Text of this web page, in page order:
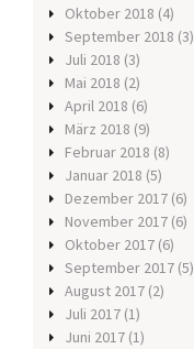
Oktober 2018 (4)
September 2018 (3)
Juli 2018 (3)
Mai 2018 (2)
April 2018 (6)
März 2018 (9)
Februar 2018 (8)
Januar 2018 (5)
Dezember 2017 (6)
November 2017 (6)
Oktober 2017 (6)
September 2017 (5)
August 2017 (2)
Juli 2017 (1)
Juni 2017 (1)